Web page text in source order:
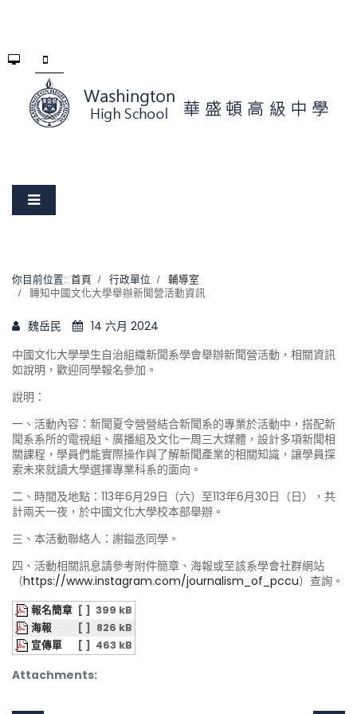
你目前位置: 首頁 行政單位
輔導室
轉知中國文化大學舉辦新聞營活動資訊
魏岳民
14 六月 2024
中國文化大學學生自治組織新聞系學會舉辦新聞營活動，相關資訊
如說明，歡迎同學報名參加。
說明：
一、活動內容：新聞夏令營營結合新聞系的專業於活動中，搭配新
聞系系所的電視組、廣播組及文化一周三大媒體，設計多項新聞相
關課程，學員們能實際操作與了解新聞產業的相關知識，讓學員探
索未來就讀大學選擇專業科系的面向。
二、時間及地點：113年6月29日（六）至113年6月30日（日），共
計兩天一夜，於中國文化大學校本部舉辦。
三、本活動聯絡人：謝鎰丞同學。
四、活動相關訊息請參考附件簡章、海報或至該系學會社群網站
（https://www.instagram.com/journalism_of_pccu）查詢。
Attachments:
報名簡章 [ ] 399 kB
海報
[ ]
826 kB
宣傳單
[ ] 463 kB